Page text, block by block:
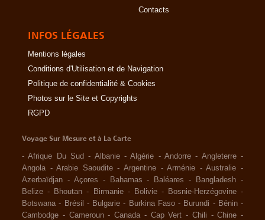
Contacts
INFOS LÉGALES
Mentions légales
Conditions d'Utilisation et de Navigation
Politique de confidentialité & Cookies
Photos sur le Site et Copyrights
RGPD
Voyage Sur Mesure et à La Carte
-Afrique Du Sud - Albanie -Algérie -Andorre - Angleterre -
Angola -Arabie Saoudite -Argentine -Arménie -Australie -
Azerbaïdjan - Açores - Bahamas - Baléares - Bangladesh -
Belize - Bhoutan - Birmanie - Bolivie - Bosnie-Herzégovine -
Botswana - Brésil - Bulgarie - Burkina Faso - Burundi - Bénin -
Cambodge - Cameroun - Canada - Cap Vert - Chili -Chine -